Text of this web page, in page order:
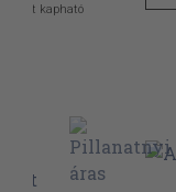
pont kapható